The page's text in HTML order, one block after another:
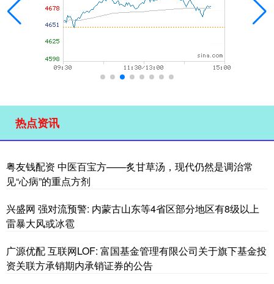
热点资讯
粤友钱配资 中医百宝方——炙甘草汤，现代仍然是调治常
见“心病”的重点方剂
兴盛网 强对流预警: 内蒙古山东等4省区部分地区有8级以上
雷暴大风或冰雹
广源优配 互联网LOF: 富国基金管理有限公司关于旗下基金投
资关联方承销期内承销证券的公告